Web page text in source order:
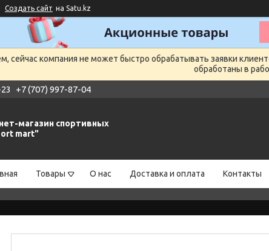
Создать сайт на Satu.kz
сейчас компания не может быстро обрабатывать заявки
обработаны в
+7 (707) 997-87-04
магазин спортивных
mart"
Товары О нас Доставка и оплата Контакты